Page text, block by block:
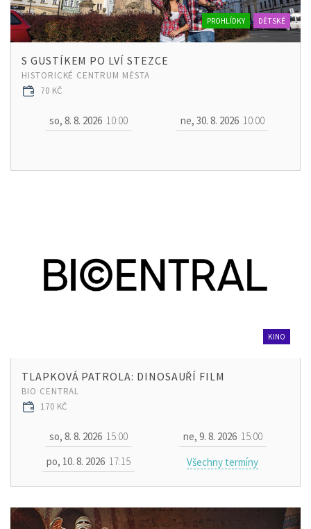
PROHLÍDKY DĚTSKÉ
S GUSTÍKEM PO LVÍ STEZCE
HISTORICKÉ CENTRUM MĚSTA
70 KČ
so, 8. 8. 2026 10:00 ne, 30. 8. 2026 10:00
KINO
TLAPKOVÁ PATROLA: DINOSAUŘÍ FILM
BIO CENTRAL
170 KČ
so, 8. 8. 2026 15:00 ne, 9. 8. 2026 15:00
po, 10. 8. 2026 17:15 Všechny termíny